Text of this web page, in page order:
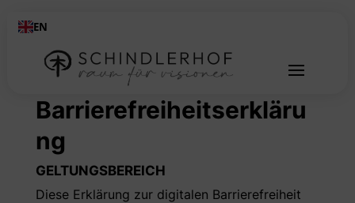
EN
Barrierefreiheitserkläru
ng
GELTUNGSBEREICH
Diese Erklärung zur digitalen Barrierefreiheit